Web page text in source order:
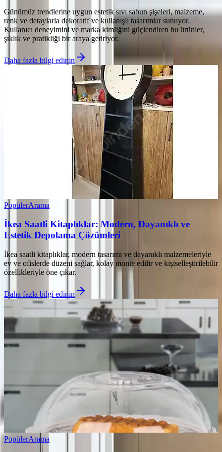
Günümüz trendlerine uygun estetik sıvı sabun şişeleri, malzeme,
renk ve detaylarla dekoratif ve kullanışlı tasarımlar sunuyor.
Kullanıcı deneyimini ve marka kimliğini güçlendiren bu ürünler,
şıklık ve pratikliği bir araya getiriyor.
Daha fazla bilgi edinin
PopülerArama
İkea Saatli Kitaplıklar: Modern, Dayanıklı ve
Estetik Depolama Çözümleri
İkea saatli kitaplıklar, modern tasarımı ve dayanıklı malzemeleriyle
ev ve ofislerde düzeni sağlar, kolay monte edilir ve kişiselleştirilebilir
özellikleriyle öne çıkar.
Daha fazla bilgi edinin
PopülerArama